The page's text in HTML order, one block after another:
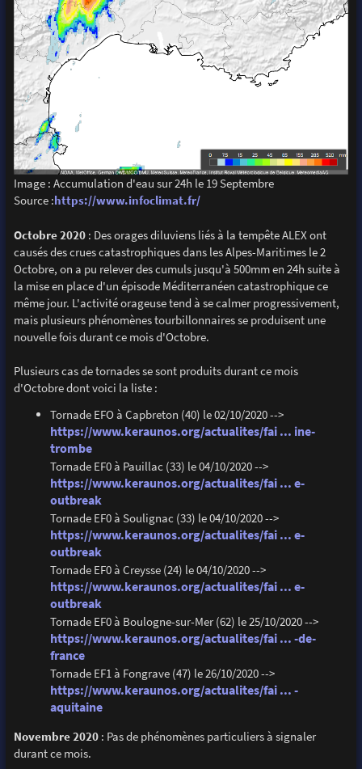
Image : Accumulation d'eau sur 24h le 19 Septembre
Source :https://www.infoclimat.fr/
Octobre 2020: Des orages diluviens liés à la tempête ALEX ont
causés des crues catastrophiques dans les Alpes-Maritimes le 2
Octobre, on a pu relever des cumuls jusqu'à 500mm en 24h suite à
la mise en place d'un épisode Méditerranéen catastrophique ce
même jour. L'activité orageuse tend à se calmer progressivement,
mais plusieurs phénomènes tourbillonnaires se produisent une
nouvelle fois durant ce mois d'Octobre.
Plusieurs cas de tornades se sont produits durant ce mois
d'Octobre dont voici la liste :
Tornade EFO à Capbreton (40) le 02/10/2020 -->
https://www.keraunos.org/actualites/fai ... ine-
trombe
Tornade EF0 à Pauillac (33) le 04/10/2020 -->
https://www.keraunos.org/actualites/fai ... e-
outbreak
Tornade EF0 à Soulignac (33) le 04/10/2020 -->
https://www.keraunos.org/actualites/fai ... e-
outbreak
Tornade EF0 à Creysse (24) le 04/10/2020 -->
https://www.keraunos.org/actualites/fai ... e-
outbreak
Tornade EF0 à Boulogne-sur-Mer (62) le 25/10/2020 -->
https://www.keraunos.org/actualites/fai ... -de-
france
Tornade EF1 à Fongrave (47) le 26/10/2020 -->
https://www.keraunos.org/actualites/fai ... -
aquitaine
Novembre 2020: Pas de phénomènes particuliers à signaler
durant ce mois.